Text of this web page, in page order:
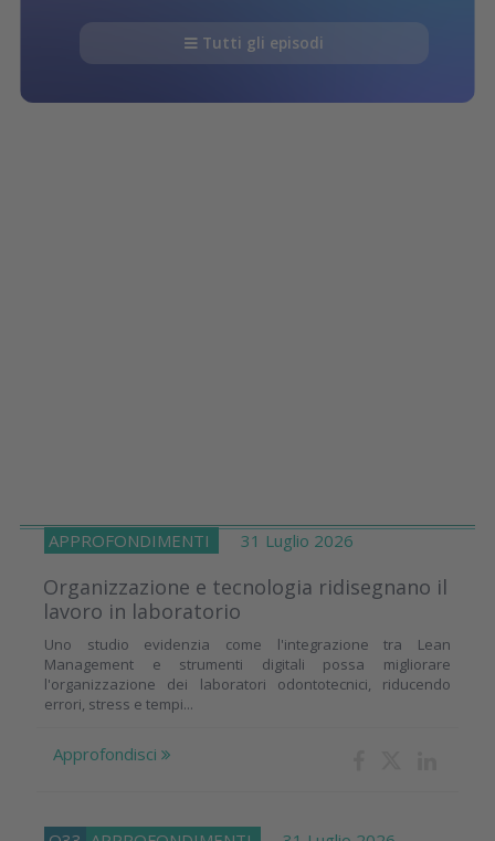
Tutti gli episodi
APPROFONDIMENTI 31 Luglio 2026
Organizzazione e tecnologia ridisegnano il
lavoro in laboratorio
Uno studio evidenzia come l'integrazione tra Lean
Management e strumenti digitali possa migliorare
l'organizzazione dei laboratori odontotecnici, riducendo
errori, stress e tempi...
Approfondisci